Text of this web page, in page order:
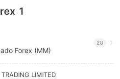
1
Forex (MM)
20
LIMITED